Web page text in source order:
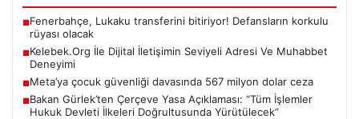
■Fenerbahçe, Lukaku transferini bitiriyor! Defansların korkulu
rüyası olacak
■Kelebek.Org İle Dijital İletişimin Seviyeli Adresi Ve Muhabbet
Deneyimi
■Meta’ya çocuk güvenliği davasında 567 milyon dolar ceza
■Bakan Gürlek’ten Çerçeve Yasa Açıklaması: “Tüm İşlemler
Hukuk Devleti İlkeleri Doğrultusunda Yürütülecek”